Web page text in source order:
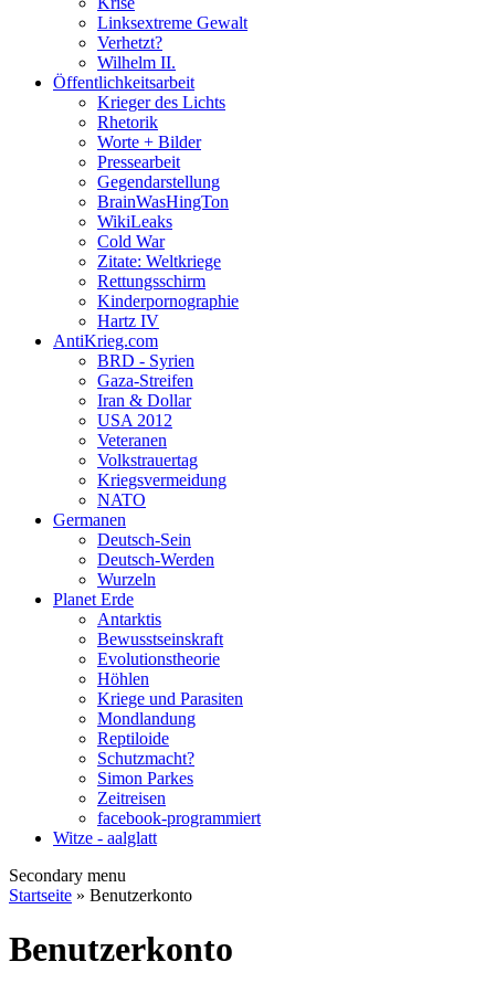
Linksextreme Gewalt
Verhetzt?
Wilhelm II.
Öffentlichkeitsarbeit
Krieger des Lichts
Rhetorik
Worte + Bilder
Pressearbeit
Gegendarstellung
BrainWasHingTon
WikiLeaks
Cold War
Zitate: Weltkriege
Rettungsschirm
Kinderpornographie
Hartz IV
AntiKrieg.com
BRD - Syrien
Gaza-Streifen
Iran & Dollar
USA 2012
Veteranen
Volkstrauertag
Kriegsvermeidung
NATO
Germanen
Deutsch-Sein
Deutsch-Werden
Wurzeln
Planet Erde
Antarktis
Bewusstseinskraft
Evolutionstheorie
Höhlen
Kriege und Parasiten
Mondlandung
Reptiloide
Schutzmacht?
Simon Parkes
Zeitreisen
facebook-programmiert
Witze - aalglatt
Secondary menu
Startseite » Benutzerkonto
Benutzerkonto